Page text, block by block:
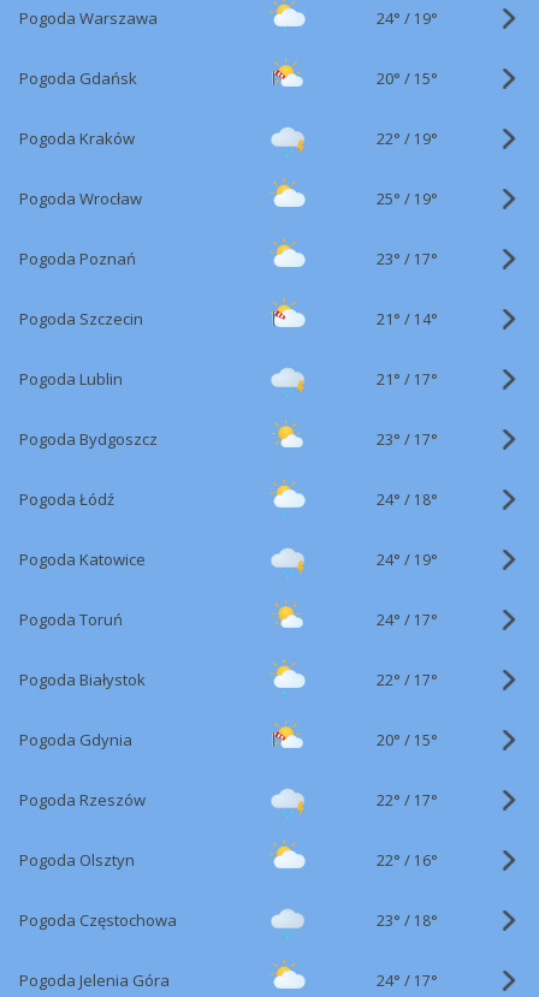
Pogoda Warszawa 24° / 19°
Pogoda Gdańsk 20° / 15°
Pogoda Kraków 22° / 19°
Pogoda Wrocław 25° / 19°
Pogoda Poznań 23° / 17°
Pogoda Szczecin 21° / 14°
Pogoda Lublin 21° / 17°
Pogoda Bydgoszcz 23° / 17°
Pogoda Łódź 24° / 18°
Pogoda Katowice 24° / 19°
Pogoda Toruń 24° / 17°
Pogoda Białystok 22° / 17°
Pogoda Gdynia 20° / 15°
Pogoda Rzeszów 22° / 17°
Pogoda Olsztyn 22° / 16°
Pogoda Częstochowa 23° / 18°
Pogoda Jelenia Góra 24° / 17°